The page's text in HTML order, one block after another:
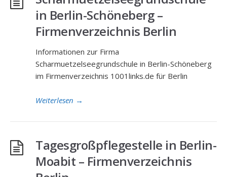
in Berlin-Schöneberg –
Firmenverzeichnis Berlin
Informationen zur Firma
Scharmuetzelseegrundschule in Berlin-Schöneberg
im Firmenverzeichnis 1001links.de für Berlin
Weiterlesen →
Tagesgroßpflegestelle in Berlin-
Moabit – Firmenverzeichnis